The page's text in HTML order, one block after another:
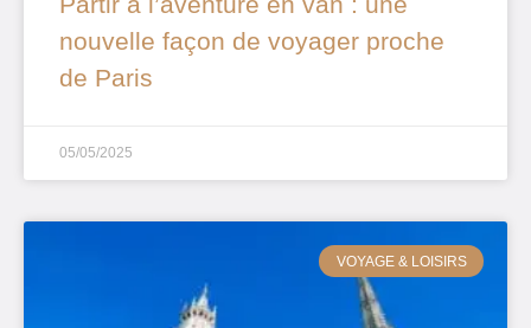
nouvelle façon de voyager proche
de Paris
05/05/2025
VOYAGE & LOISIRS